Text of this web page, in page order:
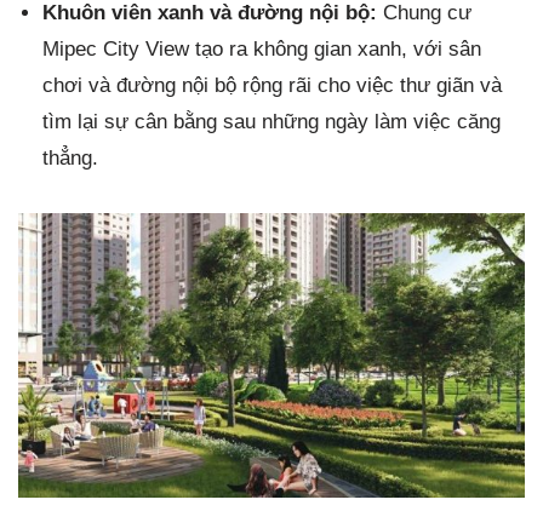
Khuôn viên xanh và đường nội bộ: Chung cư
Mipec City View tạo ra không gian xanh, với sân
chơi và đường nội bộ rộng rãi cho việc thư giãn và
tìm lại sự cân bằng sau những ngày làm việc căng
thẳng.